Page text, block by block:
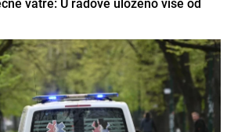
vatre: U radove uloženo više od